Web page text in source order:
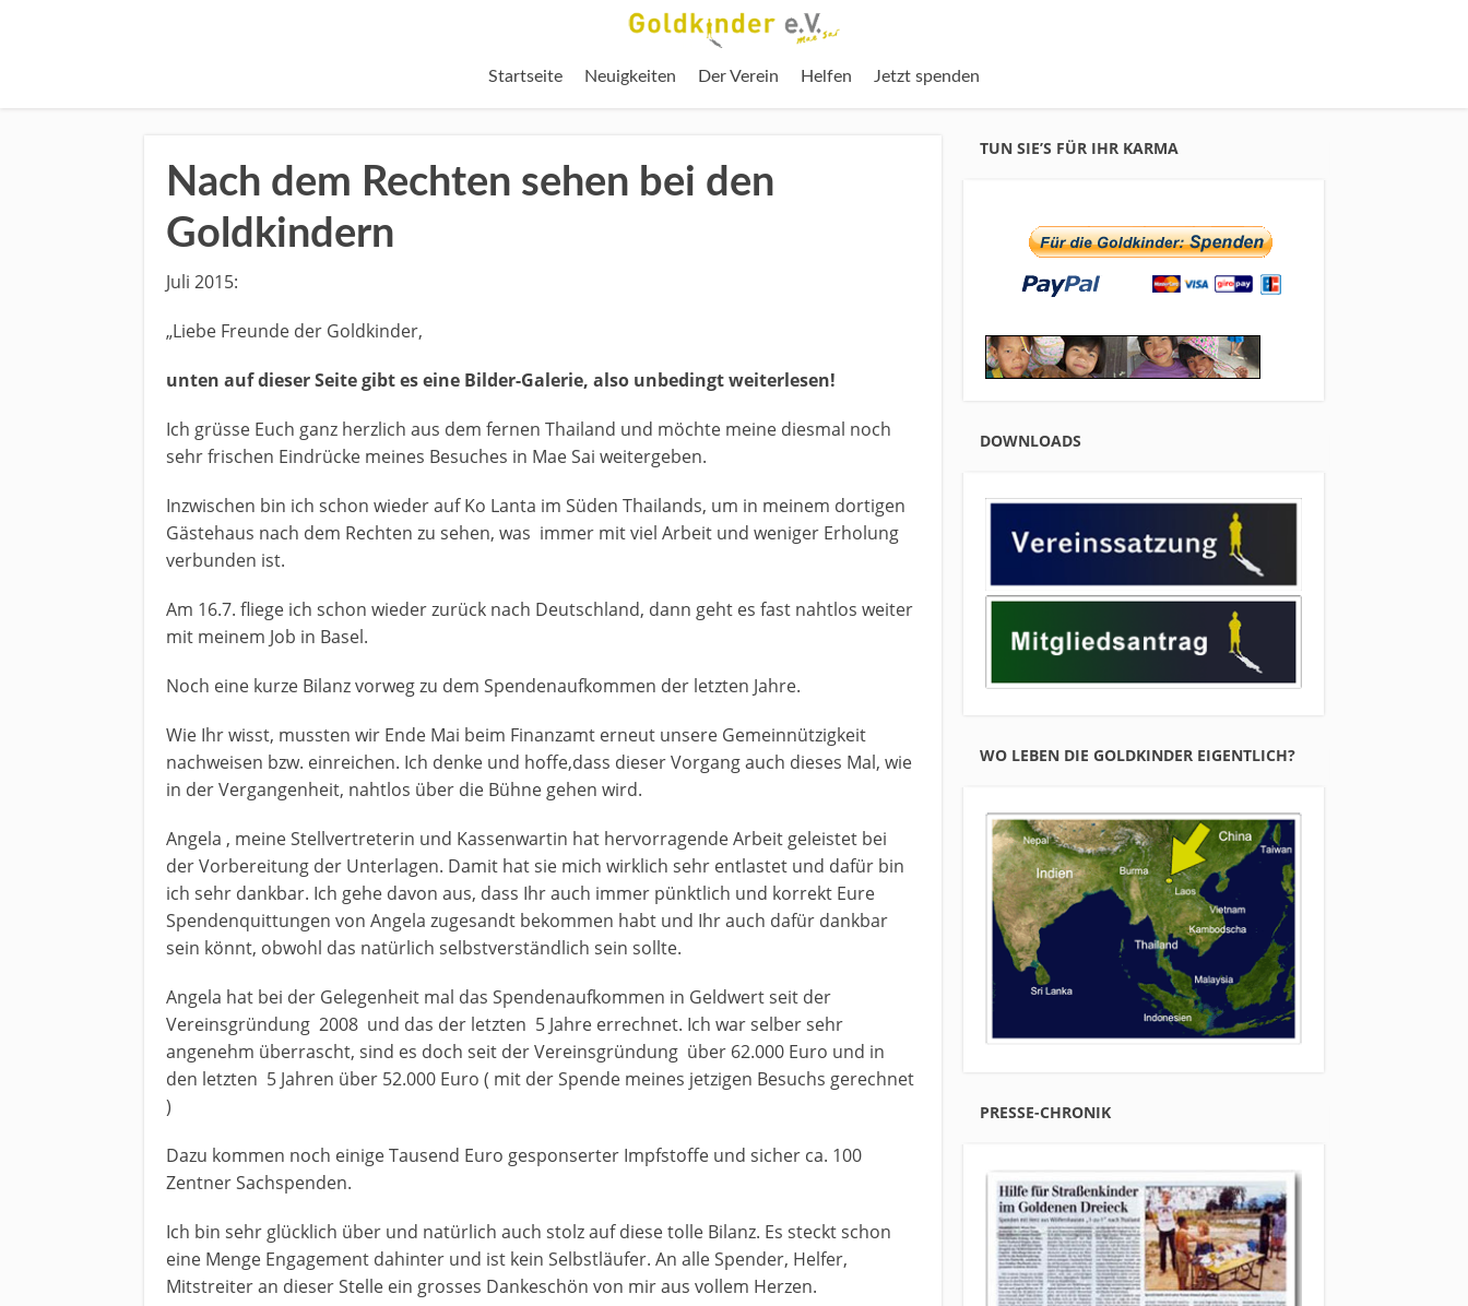
Startseite Neuigkeiten Der Verein Helfen Jetzt spenden
Nach dem Rechten sehen bei den
Goldkindern
Juli 2015:
„Liebe Freunde der Goldkinder,
unten auf dieser Seite gibt es eine Bilder-Galerie, also unbedingt weiterlesen!
Ich grüsse Euch ganz herzlich aus dem fernen Thailand und möchte meine diesmal noch
sehr frischen Eindrücke meines Besuches in Mae Sai weitergeben.
Inzwischen bin ich schon wieder auf Ko Lanta im Süden Thailands, um in meinem dortigen
Gästehaus nach dem Rechten zu sehen, was immer mit viel Arbeit und weniger Erholung
verbunden ist.
Am 16.7. fliege ich schon wieder zurück nach Deutschland, dann geht es fast nahtlos weiter
mit meinem Job in Basel.
Noch eine kurze Bilanz vorweg zu dem Spendenaufkommen der letzten Jahre.
Wie Ihr wisst, mussten wir Ende Mai beim Finanzamt erneut unsere Gemeinnützigkeit
nachweisen bzw. einreichen. Ich denke und hoffe,dass dieser Vorgang auch dieses Mal, wie
in der Vergangenheit, nahtlos über die Bühne gehen wird.
Angela , meine Stellvertreterin und Kassenwartin hat hervorragende Arbeit geleistet bei
der Vorbereitung der Unterlagen. Damit hat sie mich wirklich sehr entlastet und dafür bin
ich sehr dankbar. Ich gehe davon aus, dass Ihr auch immer pünktlich und korrekt Eure
Spendenquittungen von Angela zugesandt bekommen habt und Ihr auch dafür dankbar
sein könnt, obwohl das natürlich selbstverständlich sein sollte.
Angela hat bei der Gelegenheit mal das Spendenaufkommen in Geldwert seit der
Vereinsgründung 2008 und das der letzten 5 Jahre errechnet. Ich war selber sehr
angenehm überrascht, sind es doch seit der Vereinsgründung über 62.000 Euro und in
den letzten 5 Jahren über 52.000 Euro ( mit der Spende meines jetzigen Besuchs gerechnet
)
Dazu kommen noch einige Tausend Euro gesponserter Impfstoffe und sicher ca. 100
Zentner Sachspenden.
Ich bin sehr glücklich über und natürlich auch stolz auf diese tolle Bilanz. Es steckt schon
eine Menge Engagement dahinter und ist kein Selbstläufer. An alle Spender, Helfer,
Mitstreiter an dieser Stelle ein grosses Dankeschön von mir aus vollem Herzen.
TUN SIE’S FÜR IHR KARMA
DOWNLOADS
WO LEBEN DIE GOLDKINDER EIGENTLICH?
PRESSE-CHRONIK